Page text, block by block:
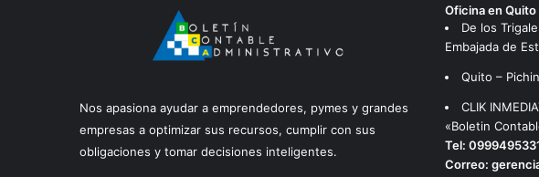
Nos apasiona ayudar a emprendedores, pymes y grandes
empresas a optimizar sus recursos, cumplir con sus
obligaciones y tomar decisiones inteligentes.
Oficina en Quito
De los
Embajada de
Quito –
CLIK
«Boletin
Tel:
Correo: